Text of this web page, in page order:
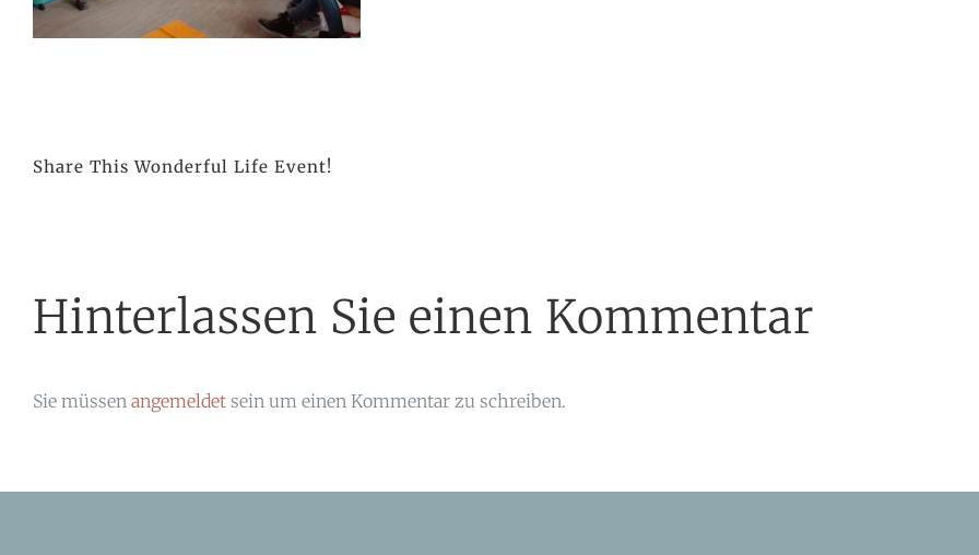
Share This Wonderful Life Event!
Hinterlassen Sie einen Kommentar
Sie müssen angemeldet sein um einen Kommentar zu schreiben.